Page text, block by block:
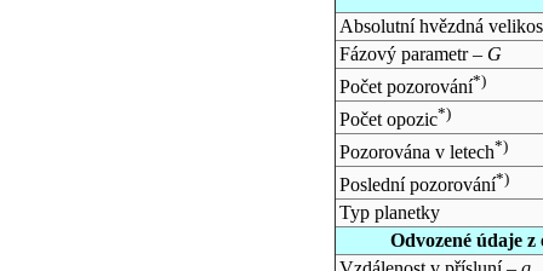
Absolutní hvězdná
Fázový parametr – G
Počet pozorování*)
Počet opozic*)
Pozorována v letech*)
Poslední pozorování*)
Typ planetky
Odvozené údaje